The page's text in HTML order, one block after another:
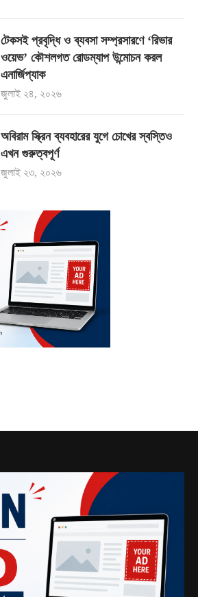
টেকসই প্রবৃদ্ধি ও ব্যবসা সম্প্রসারণে ‘রিভার
ওয়েভ’ কৌশলগত রোডম্যাপ উন্মোচন করল
এনার্জিপ্যাক
জুলাই ২৪, ২০২৬
অবিরাম স্ক্রিন ব্যবহারের যুগে চোখের স্বস্তিও
এখন গুরুত্বপূর্ণ
জুলাই ২৩, ২০২৬